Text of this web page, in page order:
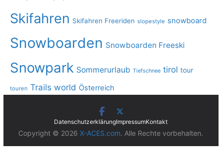
Skifahren Skifahren Freeriden slopestyle snowboard
Snowboarden Snowboarden Freeski
Snowpark Sommerurlaub Tiefschnee tirol tour
touren Trails world Österreich
DatenschutzerklärungImpressumKontakt
Copyright © 2026X-ACES.com. Alle Rechte vorbehalten.